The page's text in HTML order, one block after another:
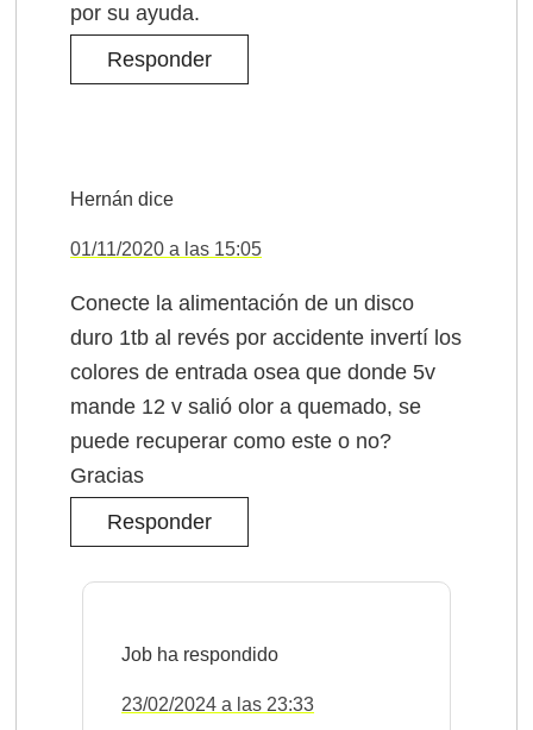
por su ayuda.
Responder
Hernán dice
01/11/2020 a las 15:05
Conecte la alimentación de un disco
duro 1tb al revés por accidente invertí los
colores de entrada osea que donde 5v
mande 12 v salió olor a quemado, se
puede recuperar como este o no?
Gracias
Responder
Job
23/02/2024 a las 23:33